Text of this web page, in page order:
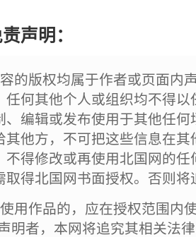
声明：
的版权均属于作者或页面内
任何其他个人或组织均不得
、编辑或发布使用于其他任
其他方，不可把这些信息在
不得修改或再使用北国网的
取得北国网书面授权。否则将
用作品的，应在授权范围内
明者，本网将追究其相关法